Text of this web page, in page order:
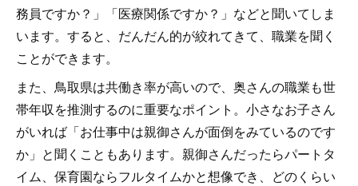
務員ですか？」「医療関係ですか？」などと聞いてしま
います。すると、だんだん的が絞れてきて、職業を聞く
ことができます。
また、鳥取県は共働き率が高いので、奥さんの職業も世
帯年収を推測するのに重要なポイント。小さなお子さん
がいれば「お仕事中は親御さんが面倒をみているのです
か」と聞くこともあります。親御さんだったらパートタ
イム、保育園ならフルタイムかと想像でき、どのくらい